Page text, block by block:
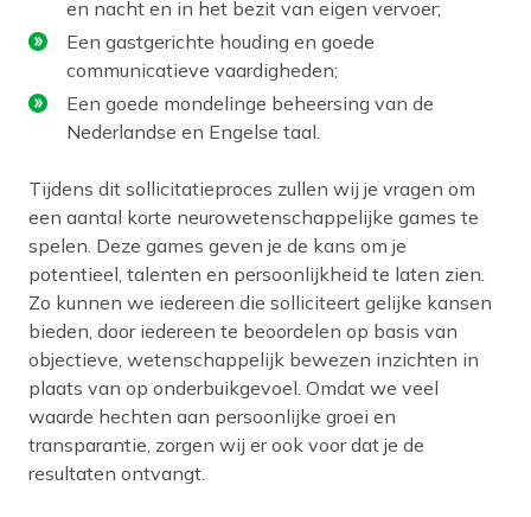
en nacht en in het bezit van eigen vervoer;
Een gastgerichte houding en goede
communicatieve vaardigheden;
Een goede mondelinge beheersing van de
Nederlandse en Engelse taal.
Tijdens dit sollicitatieproces zullen wij je vragen om
een aantal korte neurowetenschappelijke games te
spelen. Deze games geven je de kans om je
potentieel, talenten en persoonlijkheid te laten zien.
Zo kunnen we iedereen die solliciteert gelijke kansen
bieden, door iedereen te beoordelen op basis van
objectieve, wetenschappelijk bewezen inzichten in
plaats van op onderbuikgevoel. Omdat we veel
waarde hechten aan persoonlijke groei en
transparantie, zorgen wij er ook voor dat je de
resultaten ontvangt.